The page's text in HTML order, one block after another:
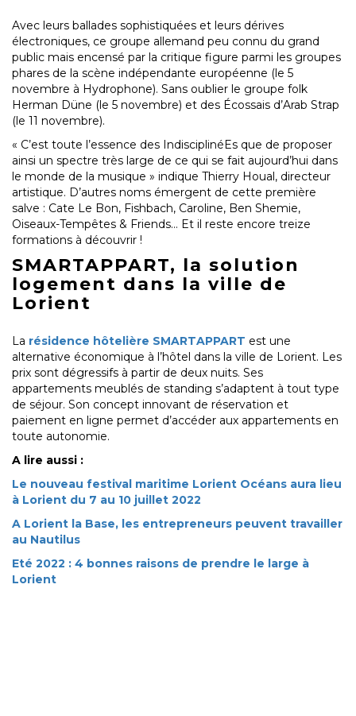
Avec leurs ballades sophistiquées et leurs dérives
électroniques, ce groupe allemand peu connu du grand
public mais encensé par la critique figure parmi les groupes
phares de la scène indépendante européenne (le 5
novembre à Hydrophone). Sans oublier le groupe folk
Herman Düne (le 5 novembre) et des Écossais d’Arab Strap
(le 11 novembre).
« C’est toute l’essence des IndisciplinéEs que de proposer
ainsi un spectre très large de ce qui se fait aujourd’hui dans
le monde de la musique » indique Thierry Houal, directeur
artistique. D’autres noms émergent de cette première
salve : Cate Le Bon, Fishbach, Caroline, Ben Shemie,
Oiseaux-Tempêtes & Friends… Et il reste encore treize
formations à découvrir !
SMARTAPPART, la solution
logement dans la ville de
Lorient
La résidence hôtelière SMARTAPPART est une
alternative économique à l’hôtel dans la ville de Lorient. Les
prix sont dégressifs à partir de deux nuits. Ses
appartements meublés de standing s’adaptent à tout type
de séjour. Son concept innovant de réservation et
paiement en ligne permet d’accéder aux appartements en
toute autonomie.
A lire aussi :
Le nouveau festival maritime Lorient Océans aura lieu
à Lorient du 7 au 10 juillet 2022
A Lorient la Base, les entrepreneurs peuvent travailler
au Nautilus
Eté 2022 : 4 bonnes raisons de prendre le large à
Lorient